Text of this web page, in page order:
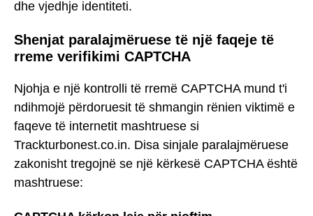
dhe vjedhje identiteti.
Shenjat paralajmëruese të një faqeje të
rreme verifikimi CAPTCHA
Njohja e një kontrolli të rremë CAPTCHA mund t'i
ndihmojë përdoruesit të shmangin rënien viktimë e
faqeve të internetit mashtruese si
Trackturbonest.co.in. Disa sinjale paralajmëruese
zakonisht tregojnë se një kërkesë CAPTCHA është
mashtruese: